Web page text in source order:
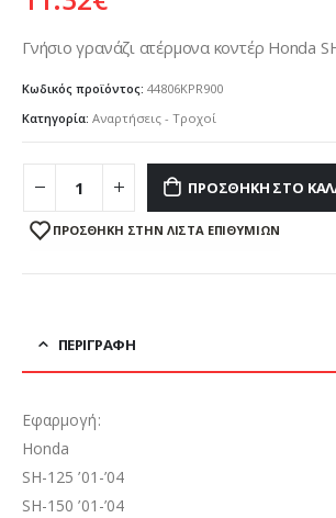
Γνήσιο γρανάζι ατέρμονα κοντέρ Honda
Κωδικός προϊόντος: 44806KPR900
Κατηγορία: Αναρτήσεις - Τροχοί
ΠΡΟΣΘΉΚΗ ΣΤΟ
ΠΡΌΣΘΉΚΗ ΣΤΗΝ ΛΊΣΤΑ ΕΠΙΘΥΜΙΏΝ
ΠΕΡΙΓΡΑΦΉ
Εφαρμογή:
Honda
SH-125 ’01-’04
SH-150 ’01-’04